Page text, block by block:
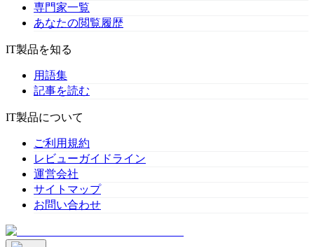
専門家一覧
あなたの閲覧履歴
IT製品を知る
用語集
記事を読む
IT製品について
ご利用規約
レビューガイドライン
運営会社
サイトマップ
お問い合わせ